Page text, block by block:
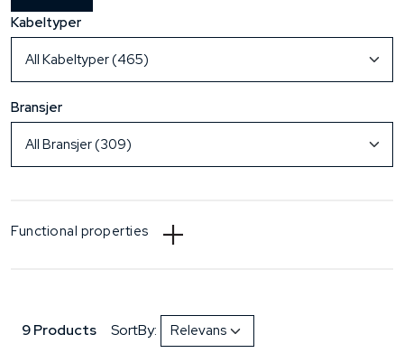
Kabeltyper
Bransjer
Functional properties
9 Products SortBy: